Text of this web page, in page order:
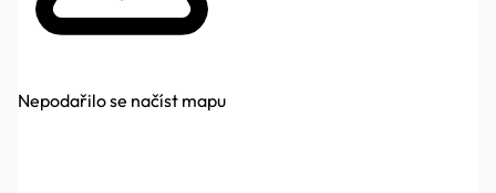
Nepodařilo se načíst mapu